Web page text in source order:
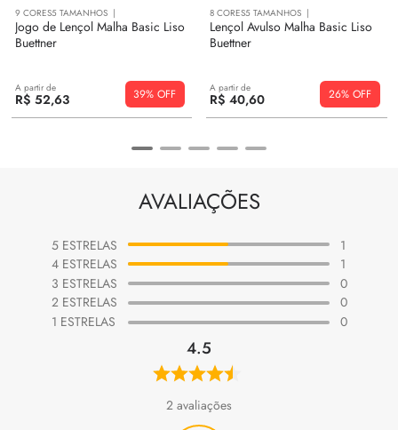
9CORES5TAMANHOS
Jogo de Lençol Malha Basic Liso
Buettner
A partir de
R$ 52,63 39%
8 CORES5 TAMANHOS
Lençol Avulso Malha Basic Liso
Buettner
A partir de
R$ 40,60 26%
AVALIAÇÕES
5ESTRELAS
4ESTRELAS
3 ESTRELAS
2ESTRELAS
1 ESTRELAS
1
1
0
0
0
4.5
2 avaliações